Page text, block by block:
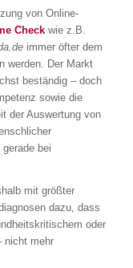
von Online-
Checkwie z.B.
immer öfter dem
werden. Der Markt
beständig – doch
sowie die
der Auswertung von
bei
mit größter
dazu, dass
oder
nicht mehr